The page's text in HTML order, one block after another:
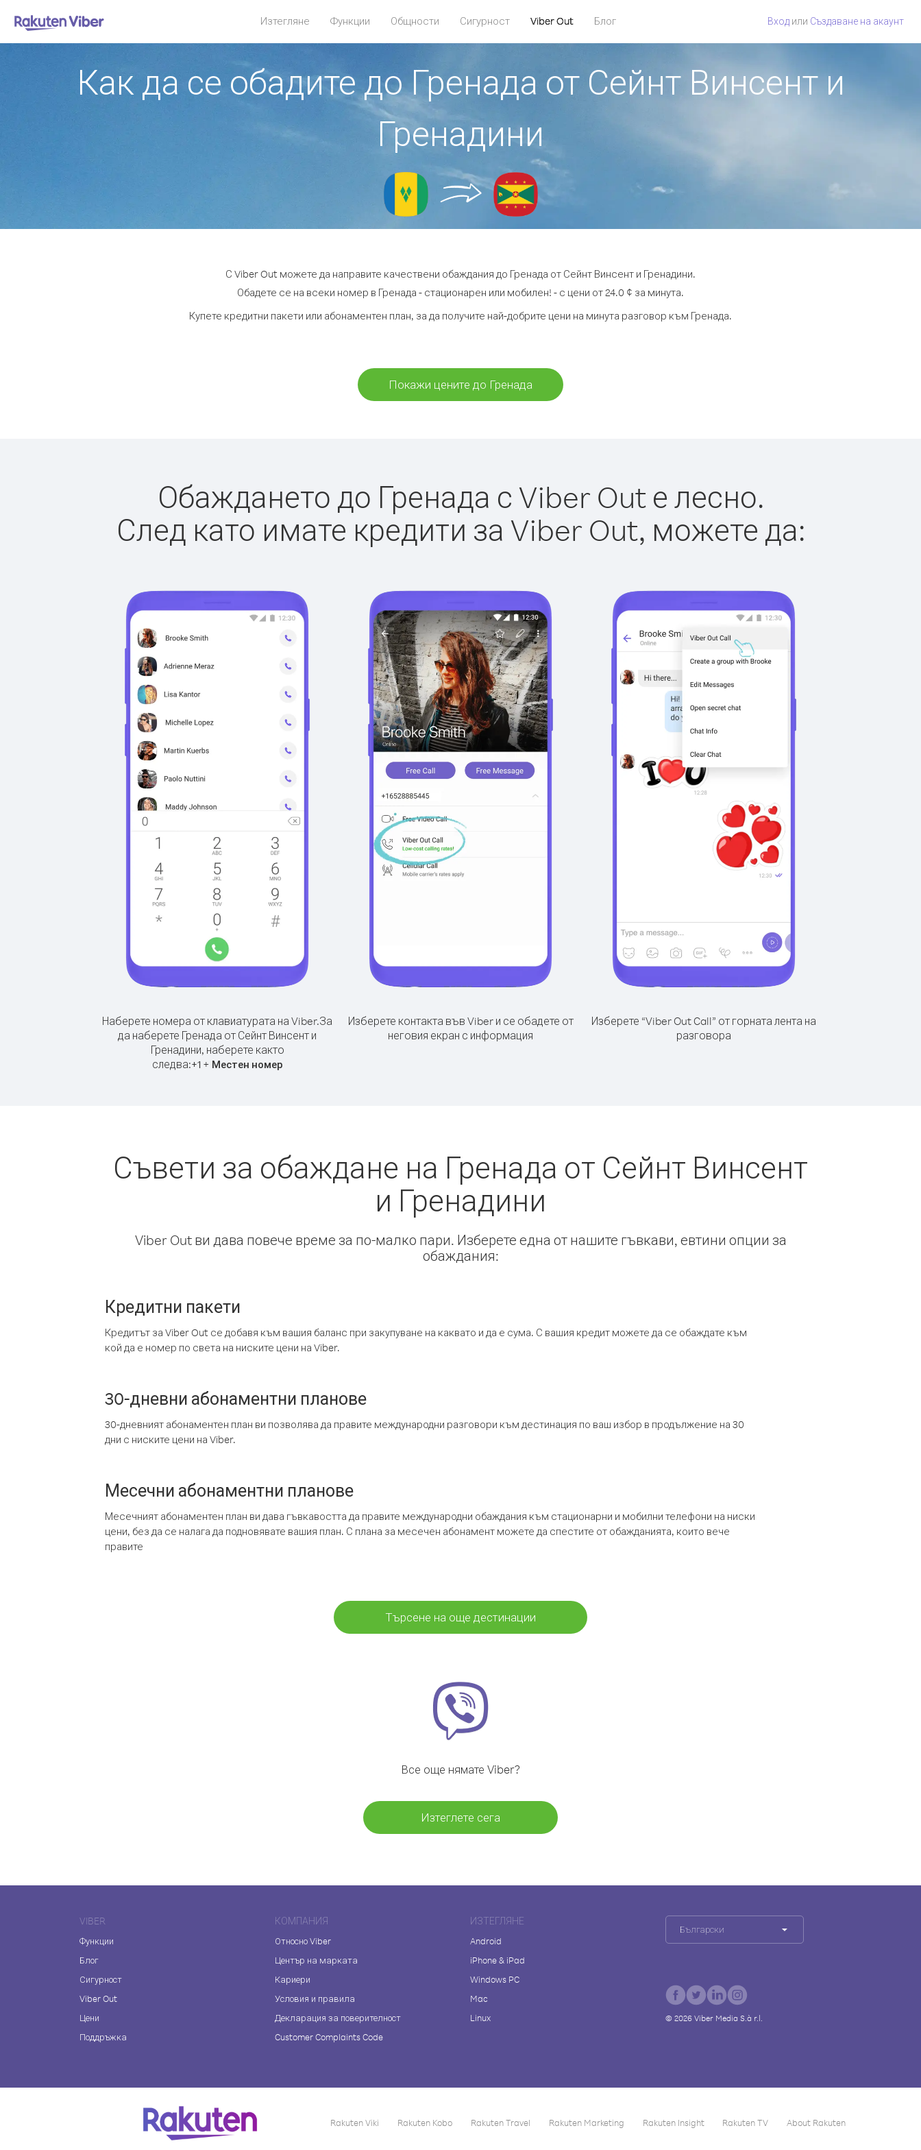
Изтегляне Функции Общности Сигурност Viber Out Блог Вход или Създаване на акаунт
Как да се обадите до Гренада от Сейнт Винсент и
Гренадини
С Viber Out можете да направите качествени обаждания до Гренада от Сейнт Винсент и Гренадини.
Обадете се на всеки номер в Гренада - стационарен или мобилен! - с цени от 24.0 ¢ за минута.
Купете кредитни пакети или абонаментен план, за да получите най-добрите цени на минута разговор към Гренада.
Покажи цените до Гренада
Обаждането до Гренада с Viber Out е лесно.
След като имате кредити за Viber Out, можете да:
Наберете номера от клавиатурата на Viber.За
да наберете Гренада от Сейнт Винсент и
Гренадини, наберете както
следва:+1+ Местен номер
Изберете контакта във Viber и се обадете от
неговия екран с информация
Изберете “Viber Out Call” от горната лента на
разговора
Съвети за обаждане на Гренада от Сейнт Винсент
и Гренадини
Viber Out ви дава повече време за по-малко пари. Изберете една от нашите гъвкави, евтини опции за
обаждания:
Кредитни пакети
Кредитът за Viber Out се добавя към вашия баланс при закупуване на каквато и да е сума. С вашия кредит можете да се обаждате към
кой да е номер по света на ниските цени на Viber.
30-дневни абонаментни планове
30-дневният абонаментен план ви позволява да правите международни разговори към дестинация по ваш избор в продължение на 30
дни с ниските цени на Viber.
Месечни абонаментни планове
Месечният абонаментен план ви дава гъвкавостта да правите международни обаждания към стационарни и мобилни телефони на ниски
цени, без да се налага да подновявате вашия план. С плана за месечен абонамент можете да спестите от обажданията, които вече
правите
Търсене на още дестинации
Все още нямате Viber?
Изтеглете сега
VIBER
Функции
Блог
Сигурност
Viber Out
Цени
Поддръжка
КОМПАНИЯ
Относно Viber
Център на марката
Кариери
Условия и правила
Декларация за поверителност
Customer Complaints Code
ИЗТЕГЛЯНЕ
Android
iPhone & iPad
Windows PC
Mac
Linux
Български
© 2026 Viber Media S.à r.l.
Rakuten Viki Rakuten Kobo Rakuten Travel Rakuten Marketing Rakuten Insight Rakuten TV About Rakuten